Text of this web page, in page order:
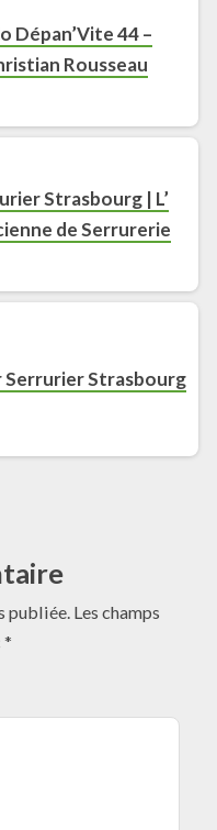
Dépan’Vite 44 –
Rousseau
Strasbourg | L’
de Serrurerie
Strasbourg
publiée. Les champs
*